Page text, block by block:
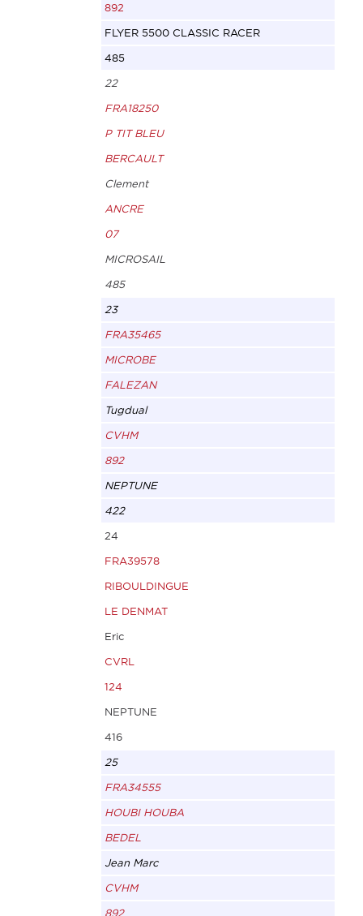
892
FLYER 5500 CLASSIC RACER
485
22
FRA18250
P TIT BLEU
BERCAULT
Clement
ANCRE
07
MICROSAIL
485
23
FRA35465
MICROBE
FALEZAN
Tugdual
CVHM
892
NEPTUNE
422
24
FRA39578
RIBOULDINGUE
LE DENMAT
Eric
CVRL
124
NEPTUNE
416
25
FRA34555
HOUBI HOUBA
BEDEL
Jean Marc
CVHM
892